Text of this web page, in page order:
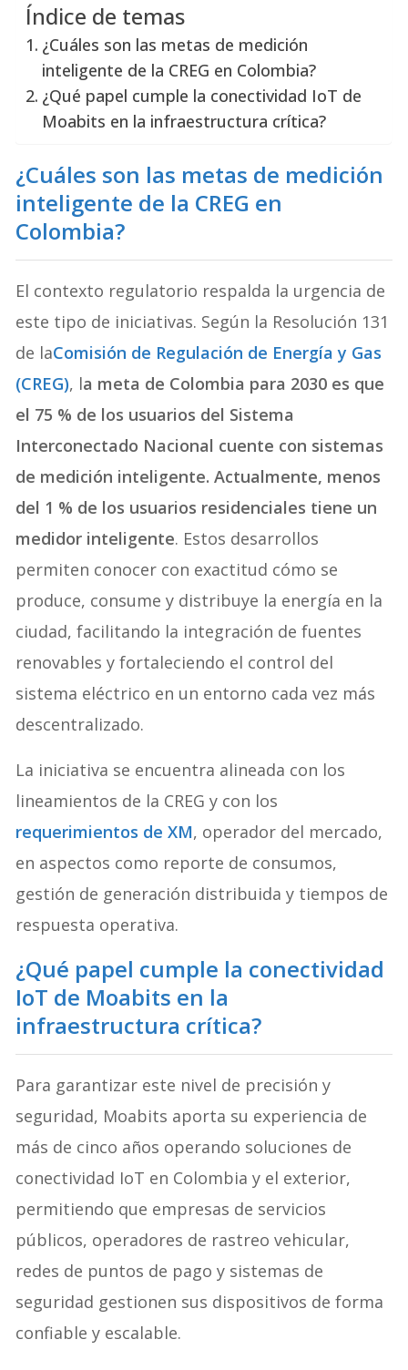
Índice de temas
¿Cuáles son las metas de medición
inteligente de la CREG en Colombia?
¿Qué papel cumple la conectividad IoT de
Moabits en la infraestructura crítica?
¿Cuáles son las metas de medición
inteligente de la CREG en
Colombia?
El contexto regulatorio respalda la urgencia de
este tipo de iniciativas. Según la Resolución 131
de laComisión de Regulación de Energía y Gas
(CREG), la meta de Colombia para 2030 es que
el 75 % de los usuarios del Sistema
Interconectado Nacional cuente con sistemas
de medición inteligente. Actualmente, menos
del 1 % de los usuarios residenciales tiene un
medidor inteligente. Estos desarrollos
permiten conocer con exactitud cómo se
produce, consume y distribuye la energía en la
ciudad, facilitando la integración de fuentes
renovables y fortaleciendo el control del
sistema eléctrico en un entorno cada vez más
descentralizado.
La iniciativa se encuentra alineada con los
lineamientos de la CREG y con los
requerimientos de XM, operador del mercado,
en aspectos como reporte de consumos,
gestión de generación distribuida y tiempos de
respuesta operativa.
¿Qué papel cumple la conectividad
IoT de Moabits en la
infraestructura crítica?
Para garantizar este nivel de precisión y
seguridad, Moabits aporta su experiencia de
más de cinco años operando soluciones de
conectividad IoT en Colombia y el exterior,
permitiendo que empresas de servicios
públicos, operadores de rastreo vehicular,
redes de puntos de pago y sistemas de
seguridad gestionen sus dispositivos de forma
confiable y escalable.